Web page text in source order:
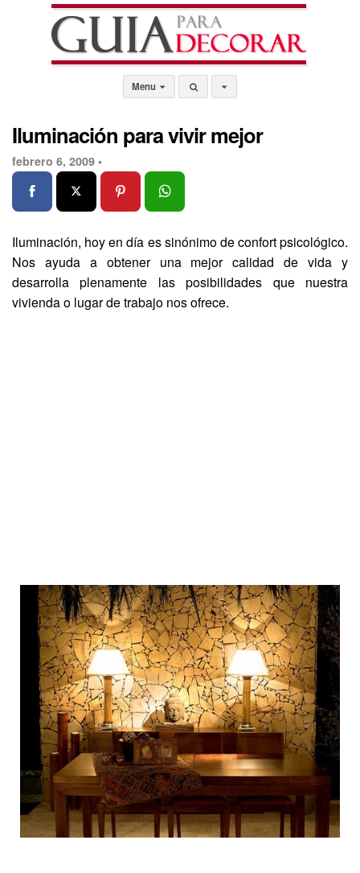
Menu
Iluminación para vivir mejor
febrero 6, 2009 •
Iluminación, hoy en día es sinónimo de confort psicológico.
Nos ayuda a obtener una mejor calidad de vida y
desarrolla plenamente las posibilidades que nuestra
vivienda o lugar de trabajo nos ofrece.